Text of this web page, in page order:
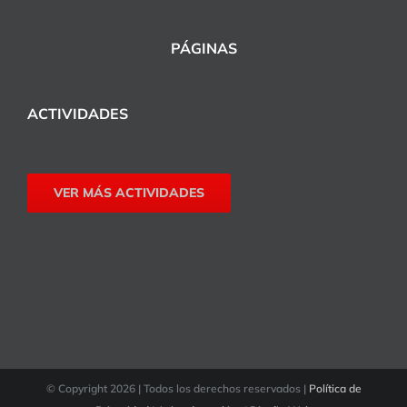
PÁGINAS
ACTIVIDADES
VER MÁS ACTIVIDADES
© Copyright 2026 | Todos los derechos reservados | Política de